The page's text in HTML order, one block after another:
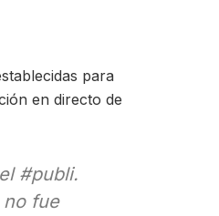
para
en directo de
#publi.
fue